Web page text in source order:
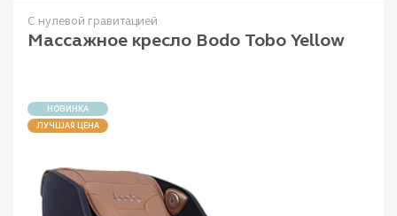
С нулевой гравитацией
Массажное кресло Bodo Tobo Yellow
НОВИНКА
ЛУЧШАЯ ЦЕНА